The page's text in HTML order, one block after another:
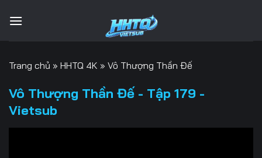
qua
Trang chủ » HHTQ 4K » Vô Thượng Thần Đế
Vô Thượng Thần Đế - Tập 179 -
Vietsub